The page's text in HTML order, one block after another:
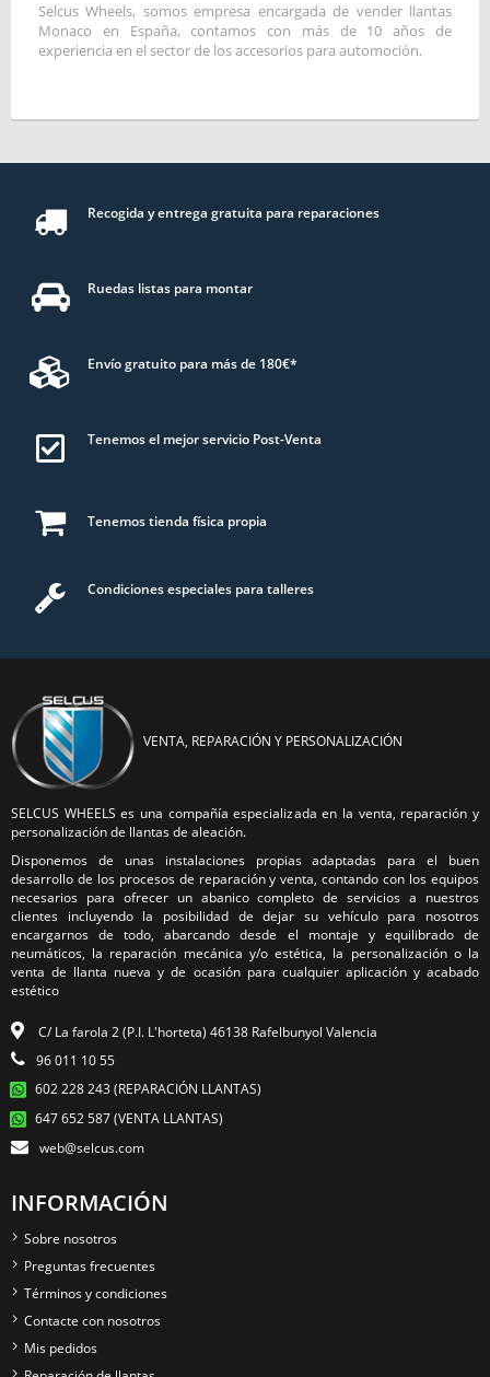
Selcus Wheels, somos empresa encargada de vender llantas
Monaco en España, contamos con más de 10 años de
experiencia en el sector de los accesorios para automoción.
Recogida y entrega gratuita para reparaciones
Ruedas listas para montar
Envío gratuito para más de 180€*
Tenemos el mejor servicio Post-Venta
Tenemos tienda física propia
Condiciones especiales para talleres
VENTA, REPARACIÓN Y PERSONALIZACIÓN
SELCUS WHEELS es una compañía especializada en la venta, reparación y
personalización de llantas de aleación.
Disponemos de unas instalaciones propias adaptadas para el buen
desarrollo de los procesos de reparación y venta, contando con los equipos
necesarios para ofrecer un abanico completo de servicios a nuestros
clientes incluyendo la posibilidad de dejar su vehículo para nosotros
encargarnos de todo, abarcando desde el montaje y equilibrado de
neumáticos, la reparación mecánica y/o estética, la personalización o la
venta de llanta nueva y de ocasión para cualquier aplicación y acabado
estético
C/ La farola 2 (P.I. L'horteta) 46138 Rafelbunyol Valencia
96 011 10 55
602 228 243 (REPARACIÓN LLANTAS)
647 652 587 (VENTA LLANTAS)
web@selcus.com
INFORMACIÓN
Sobre nosotros
Preguntas frecuentes
Términos y condiciones
Contacte con nosotros
Mis pedidos